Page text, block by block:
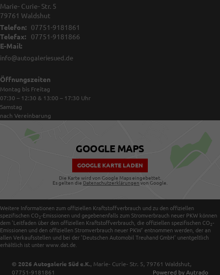
Marie- Curie- Str. 5
79761 Waldshut
Telefon:
07751-9181861
Telefax:
07751-9181866
E-Mail:
info@autogaleriesued.de
Öffnungszeiten
Montag bis Freitag
07:30 – 12:30 & 13:00 – 17:30 Uhr
Samstag
nach Vereinbarung
GOOGLE MAPS
GOOGLE KARTE LADEN
Die Karte wird von Google Maps eingebettet.
Es gelten die Datenschutzerklärungen von Google.
Weitere Informationen zum offiziellen Kraftstoffverbrauch und zu den offiziellen
spezifischen CO 2-Emissionen und gegebenenfalls zum Stromverbrauch neuer PKW können
dem 'Leitfaden über den offiziellen Kraftstoffverbrauch, die offiziellen spezifischen CO 2-
Emissionen und den offiziellen Stromverbrauch neuer PKW' entnommen werden, der an
allen Verkaufsstellen und bei der 'Deutschen Automobil Treuhand GmbH' unentgeltlich
erhältlich ist unter www.dat.de.
© 2026 Autogalerie Süd e.K., Marie- Curie- Str. 5, 79761 Waldshut,
07751-9181861
Powered by Autrado